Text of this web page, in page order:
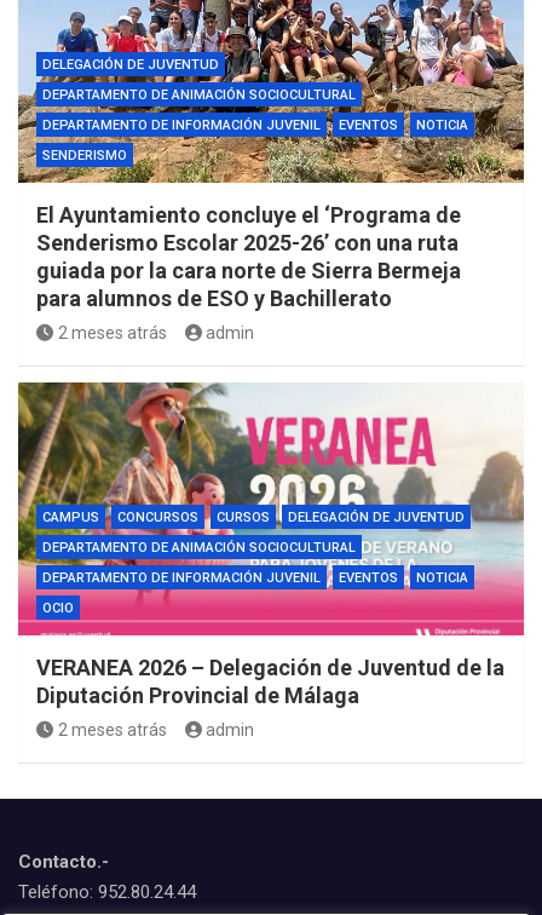
DELEGACIÓN DE JUVENTUD
DEPARTAMENTO DE ANIMACIÓN SOCIOCULTURAL
DEPARTAMENTO DE INFORMACIÓN JUVENIL
EVENTOS
NOTICIA
SENDERISMO
El Ayuntamiento concluye el ‘Programa de
Senderismo Escolar 2025-26’ con una ruta
guiada por la cara norte de Sierra Bermeja
para alumnos de ESO y Bachillerato
2 meses atrás admin
CAMPUS CONCURSOS CURSOS
DELEGACIÓN DE JUVENTUD
DEPARTAMENTO DE ANIMACIÓN SOCIOCULTURAL
DEPARTAMENTO DE INFORMACIÓN JUVENIL
EVENTOS
NOTICIA
OCIO
VERANEA 2026 – Delegación de Juventud de la
Diputación Provincial de Málaga
2 meses atrás admin
Contacto.-
Teléfono: 952.80.24.44